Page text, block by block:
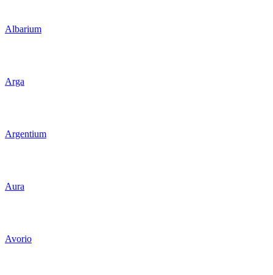
Albarium
Arga
Argentium
Aura
Avorio